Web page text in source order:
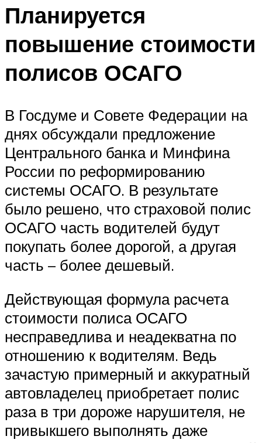
Планируется
повышение стоимости
полисов ОСАГО
В Госдуме и Совете Федерации на
днях обсуждали предложение
Центрального банка и Минфина
России по реформированию
системы ОСАГО. В результате
было решено, что страховой полис
ОСАГО часть водителей будут
покупать более дорогой, а другая
часть – более дешевый.
Действующая формула расчета
стоимости полиса ОСАГО
несправедлива и неадекватна по
отношению к водителям. Ведь
зачастую примерный и аккуратный
автовладелец приобретает полис
раза в три дороже нарушителя, не
привыкшего выполнять даже